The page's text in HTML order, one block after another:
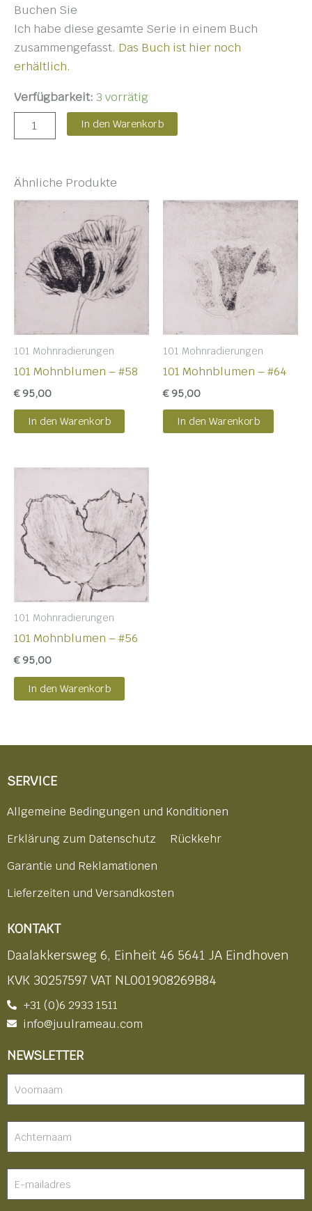
Buchen Sie
Ich habe diese gesamte Serie in einem Buch
zusammengefasst. Das Buch ist hier noch
erhältlich.
Verfügbarkeit: 3 vorrätig
In den Warenkorb
Ähnliche Produkte
101 Mohnradierungen
101 Mohnblumen – #58
€95,00
In den Warenkorb
101 Mohnradierungen
101 Mohnblumen – #64
€95,00
In den Warenkorb
101 Mohnradierungen
101 Mohnblumen – #56
€95,00
In den Warenkorb
SERVICE
Allgemeine Bedingungen und Konditionen
Erklärung zum Datenschutz
Rückkehr
Garantie und Reklamationen
Lieferzeiten und Versandkosten
KONTAKT
Daalakkersweg 6, Einheit 46 5641 JA Eindhoven
KVK 30257597 VAT NL001908269B84
+31 (0)6 2933 1511
info@juulrameau.com
NEWSLETTER
footer